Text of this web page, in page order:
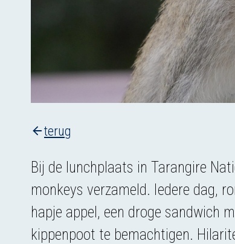
terug
Bij de lunchplaats in Tarangire
monkeys verzameld. Iedere dag,
hapje appel, een droge sandwich
kippenpoot te bemachtigen.